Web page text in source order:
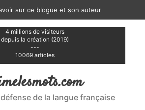
sur ce blogue et son auteur
4 millions de visiteurs
depuis la création (2019)
---
10069 articles
de la langue française